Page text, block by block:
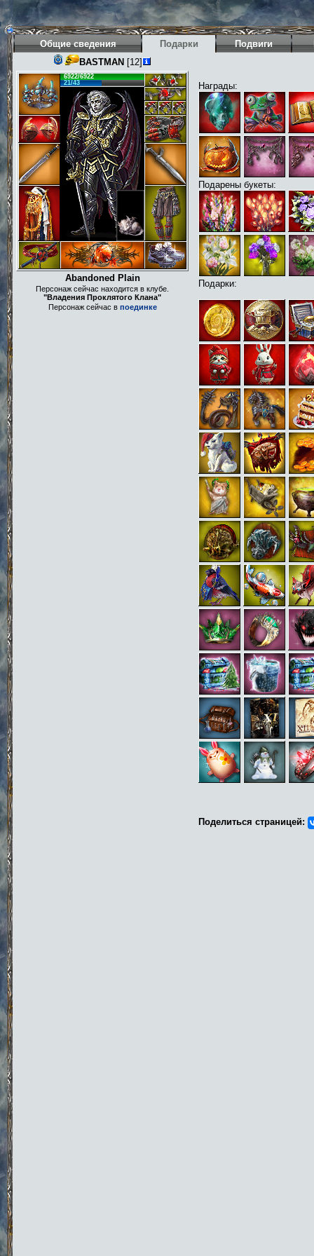
Общие сведения Подарки Подвиги
BASTMAN [12]
6922/6922
21/43
Abandoned Plain
Персонаж сейчас находится в клубе.
"Владения Проклятого Клана"
Персонаж сейчас в поединке
Награды:
Подарены букеты:
Подарки:
Поделиться страницей: